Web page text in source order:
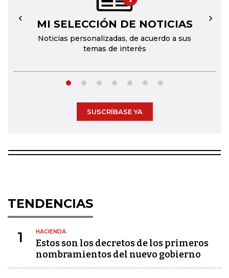
MI SELECCIÓN DE NOTICIAS
Noticias personalizadas, de acuerdo a sus
temas de interés
← →
SUSCRÍBASE YA
TENDENCIAS
1 HACIENDA
Estos son los decretos de los primeros
nombramientos del nuevo gobierno